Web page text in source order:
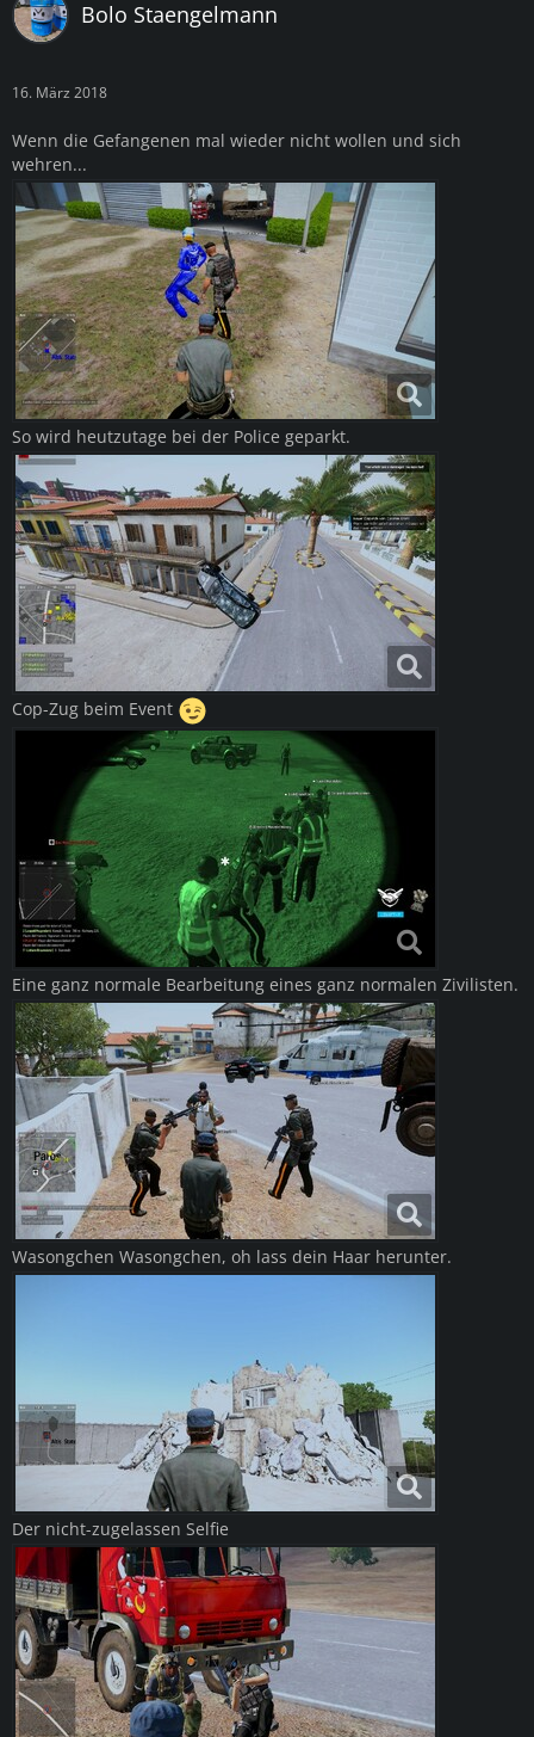
Bolo Staengelmann
16. März 2018
Wenn die Gefangenen mal wieder nicht wollen und sich
wehren...
So wird heutzutage bei der Police geparkt.
Cop-Zug beim Event
Eine ganz normale Bearbeitung eines ganz normalen Zivilisten.
Wasongchen Wasongchen, oh lass dein Haar herunter.
Der nicht-zugelassen Selfie